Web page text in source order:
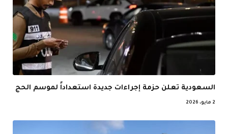
السعودية تعلن حزمة إجراءات جديدة استعداداً لموسم الحج
2 مايو، 2026